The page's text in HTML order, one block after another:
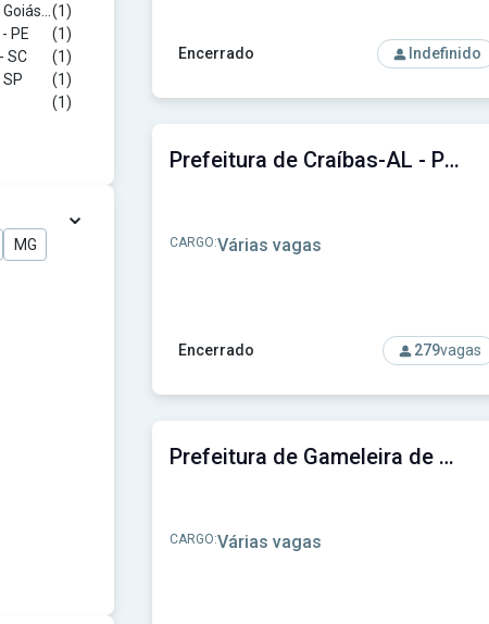
- GO
(1)
PE
(1)
SC
(1)
(1)
(1)
⌄
MG
Encerrado Indefinido
Encerrado 279vagas
Prefeitura de Craíbas-AL - Prefeitura Municipal de Craíbas-AL
CARGO:Várias vagas
Prefeitura de Gameleira de Goiás - GO - Prefeitura Municipal de Gameleira de Goiás - GO
CARGO:Várias vagas